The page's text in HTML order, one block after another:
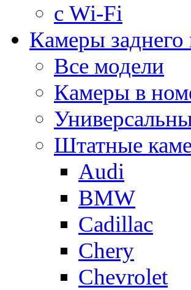
с Wi-Fi
Камеры заднего
Все модели
Камеры в
Штатные
Audi
BMW
Cadillac
Chery
Chevrolet